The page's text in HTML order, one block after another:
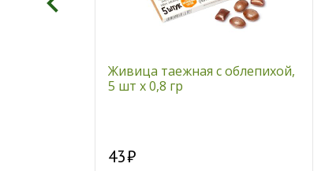
Живица таежная с облепихой,
5 шт х 0,8 гр
43